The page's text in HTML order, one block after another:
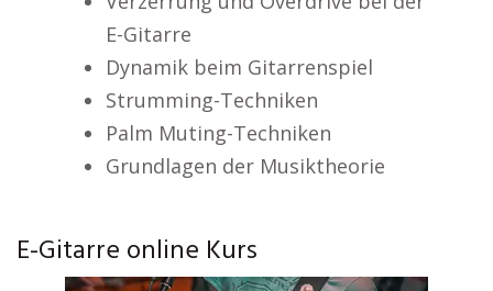
E-Gitarre
Dynamik beim Gitarrenspiel
Strumming-Techniken
Palm Muting-Techniken
Grundlagen der Musiktheorie
E-Gitarre online Kurs